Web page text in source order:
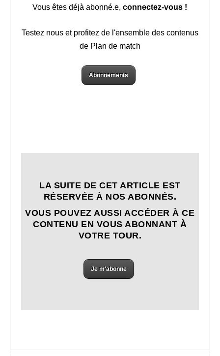
Vous êtes déjà abonné.e,connectez-vous !
Testez nous et profitez de l'ensemble des contenus
de Plan de match
Abonnements
LA SUITE DE CET ARTICLE EST
RÉSERVÉE À NOS ABONNÉS.
VOUS POUVEZ AUSSI ACCÉDER À CE
CONTENU EN VOUS ABONNANT À
VOTRE TOUR.
Je m'abonne